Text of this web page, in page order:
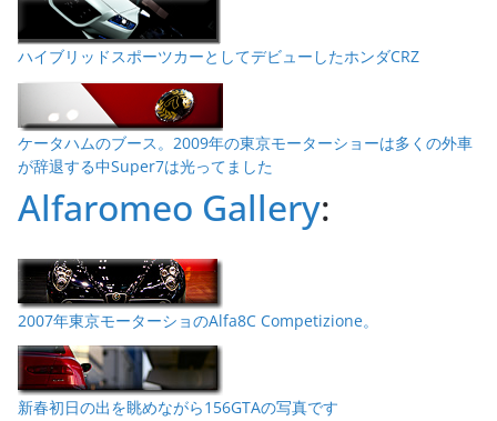
ハイブリッドスポーツカーとしてデビューしたホンダCRZ
ケータハムのブース。2009年の東京モーターショーは多くの外車
が辞退する中Super7は光ってました
Alfaromeo Gallery:
2007年東京モーターショのAlfa8C Competizione。
新春初日の出を眺めながら156GTAの写真です